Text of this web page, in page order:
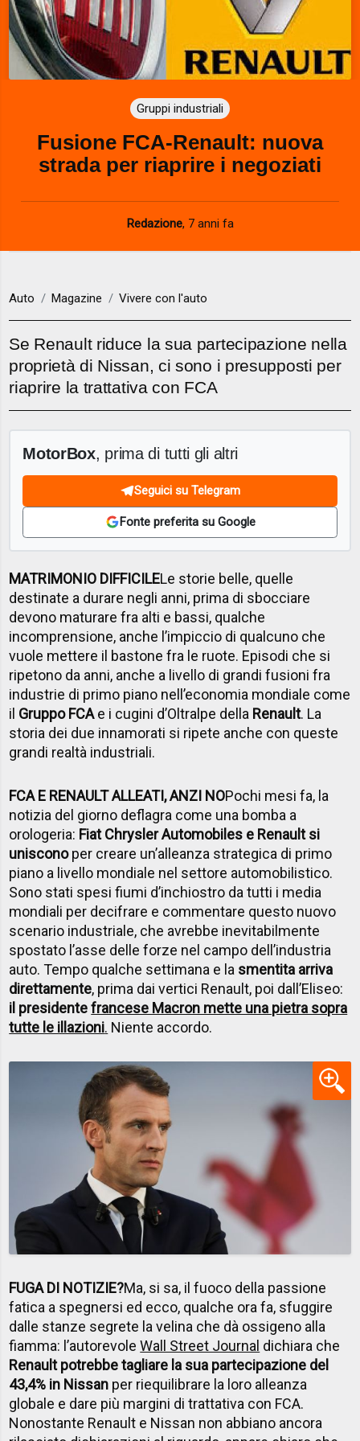
Gruppi industriali
Fusione FCA-Renault: nuova
strada per riaprire i negoziati
Redazione, 7 anni fa
Auto Magazine Vivere con l'auto
Se Renault riduce la sua partecipazione nella
proprietà di Nissan, ci sono i presupposti per
riaprire la trattativa con FCA
MotorBox, prima di tutti gli altri
Seguici su Telegram
Fonte preferita su Google
MATRIMONIO DIFFICILELe storie belle, quelle
destinate a durare negli anni, prima di sbocciare
devono maturare fra alti e bassi, qualche
incomprensione, anche l’impiccio di qualcuno che
vuole mettere il bastone fra le ruote. Episodi che si
ripetono da anni, anche a livello di grandi fusioni fra
industrie di primo piano nell’economia mondiale come
il Gruppo FCAe i cugini d’Oltralpe della Renault. La
storia dei due innamorati si ripete anche con queste
grandi realtà industriali.
FCA E RENAULT ALLEATI, ANZI NOPochi mesi fa, la
notizia del giorno deflagra come una bomba a
orologeria: Fiat Chrysler Automobiles e Renault si
unisconoper creare un’alleanza strategica di primo
piano a livello mondiale nel settore automobilistico.
Sono stati spesi fiumi d’inchiostro da tutti i media
mondiali per decifrare e commentare questo nuovo
scenario industriale, che avrebbe inevitabilmente
spostato l’asse delle forze nel campo dell’industria
auto. Tempo qualche settimana e la smentita arriva
direttamente, prima dai vertici Renault, poi dall’Eliseo:
il presidentefrancese Macron mette una pietra sopra
tutte le illazioni. Niente accordo.
FUGA DI NOTIZIE?Ma, si sa, il fuoco della passione
fatica a spegnersi ed ecco, qualche ora fa, sfuggire
dalle stanze segrete la velina che dà ossigeno alla
fiamma: l’autorevoleWall Street Journal dichiara che
Renault potrebbe tagliare la sua partecipazione del
43,4% in Nissan per riequilibrare la loro alleanza
globale e dare più margini di trattativa con FCA.
Nonostante Renault e Nissan non abbiano ancora